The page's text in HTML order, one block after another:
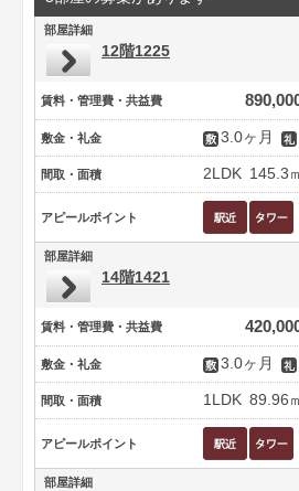
部屋詳細
12階1225
賃料・管理費・共益費
敷金・礼金 3.0ヶ月
間取・面積 2LDK 145.3
アピールポイント
部屋詳細
14階1421
賃料・管理費・共益費
敷金・礼金 3.0ヶ月
間取・面積 1LDK 89.96
アピールポイント
部屋詳細